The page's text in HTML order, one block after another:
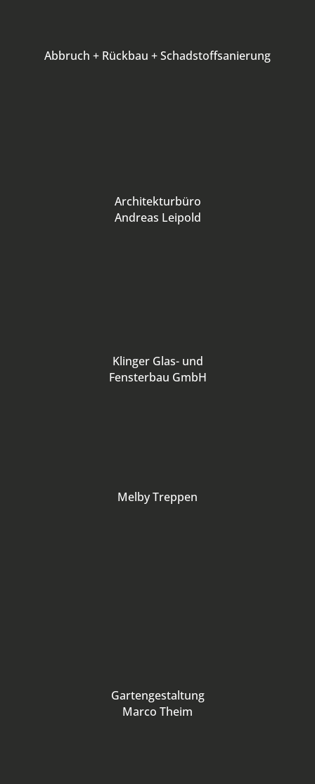
Abbruch + Rückbau + Schadstoffsanierung
Architekturbüro
Andreas Leipold
Klinger Glas- und
Fensterbau GmbH
Melby Treppen
Gartengestaltung
Marco Theim